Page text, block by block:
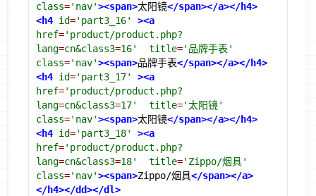
class='nav'><span>太阳镜</span></a></h4>
<h4 id='part3_16'
><a
href='product/product.php?
lang=cn&class3=16' title='品牌手表'
class='nav'><span>品牌手表</span></a></h4>
<h4 id='part3_17'
><a
href='product/product.php?
lang=cn&class3=17' title='太阳镜'
class='nav'><span>太阳镜</span></a></h4>
<h4 id='part3_18'
><a
href='product/product.php?
lang=cn&class3=18' title='Zippo/烟具'
class='nav'><span>Zippo/烟具</span></a>
</h4></dd></dl>